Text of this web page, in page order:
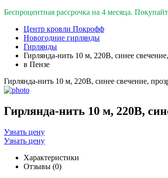
Беспроцентная рассрочка на 4 месяца.
Центр кровли Покрофф
Новогодние гирлянды
Гирлянды
Гирлянда-нить 10 м, 220В, синее
в Пензе
Гирлянда-нить 10 м, 220В, синее свечение,
Гирлянда-нить 10 м, 220В,
Узнать цену
Узнать цену
Характеристики
Отзывы (0)